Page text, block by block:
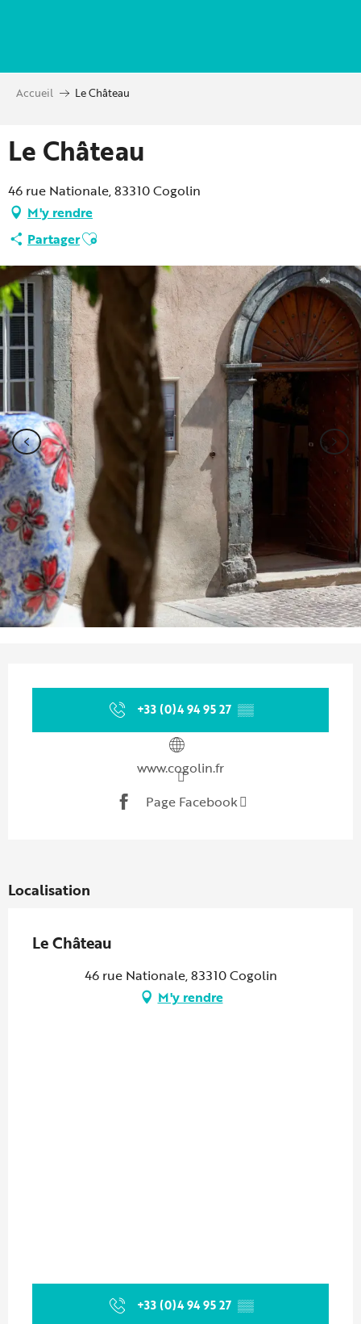
principal
Accueil Le Château
Le Château
46 rue Nationale, 83310 Cogolin
M'y rendre
PartagerAjouter aux favoris
+33 (0)4 94 95 27 ▒▒
www.cogolin.fr
Page Facebook
Localisation
Le Château
46 rue Nationale, 83310 Cogolin
M'y rendre
+33 (0)4 94 95 27 ▒▒